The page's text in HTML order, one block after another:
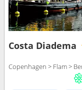
Costa Diadema
Copenhagen > Flam >